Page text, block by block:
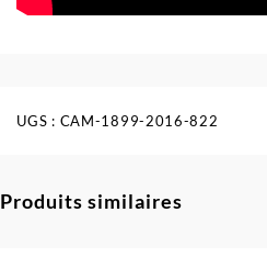
UGS : CAM-1899-2016-822
Produits similaires